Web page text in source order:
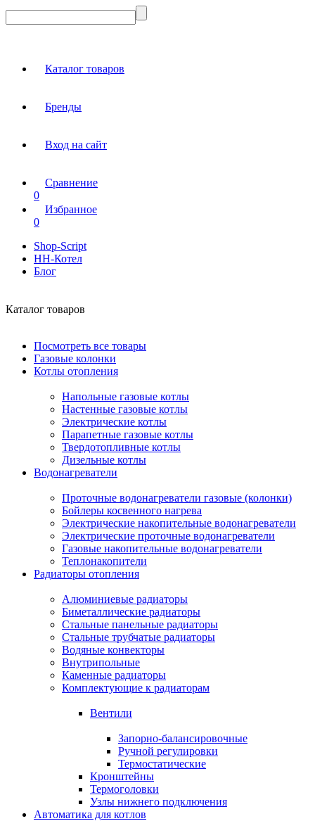
Каталог товаров
Бренды
Вход на сайт
Сравнение
0
Избранное
0
Shop-Script
НН-Котел
Блог
Каталог товаров
Посмотреть все товары
Газовые колонки
Котлы отопления
Напольные газовые котлы
Настенные газовые котлы
Электрические котлы
Парапетные газовые котлы
Твердотопливные котлы
Дизельные котлы
Водонагреватели
Проточные водонагреватели газовые (колонки)
Бойлеры косвенного нагрева
Электрические накопительные водонагреватели
Электрические проточные водонагреватели
Газовые накопительные водонагреватели
Теплонакопители
Радиаторы отопления
Алюминиевые радиаторы
Биметаллические радиаторы
Стальные панельные радиаторы
Стальные трубчатые радиаторы
Водяные конвекторы
Внутрипольные
Каменные радиаторы
Комплектующие к радиаторам
Вентили
Запорно-балансировочные
Ручной регулировки
Термостатические
Кронштейны
Термоголовки
Узлы нижнего подключения
Автоматика для котлов